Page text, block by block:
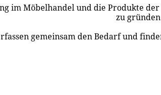
im Möbelhandel und die Produkte
zu
gemeinsam den Bedarf und